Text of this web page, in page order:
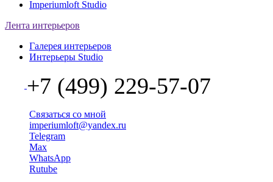
Imperiumloft Studio
Лента интерьеров
Галерея интерьеров
Интерьеры Studio
+7 (499) 229-57-07
Связаться со мной
imperiumloft@yandex.ru
Telegram
Max
WhatsApp
Rutube